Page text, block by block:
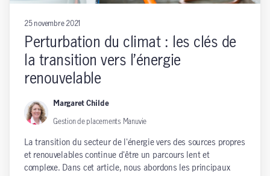
25 novembre 2021
Perturbation du climat : les clés de
la transition vers l’énergie
renouvelable
Margaret Childe
Gestion de placements Manuvie
La transition du secteur de l'énergie vers des sources propres
et renouvelables continue d'être un parcours lent et
complexe. Dans cet article, nous abordons les principaux